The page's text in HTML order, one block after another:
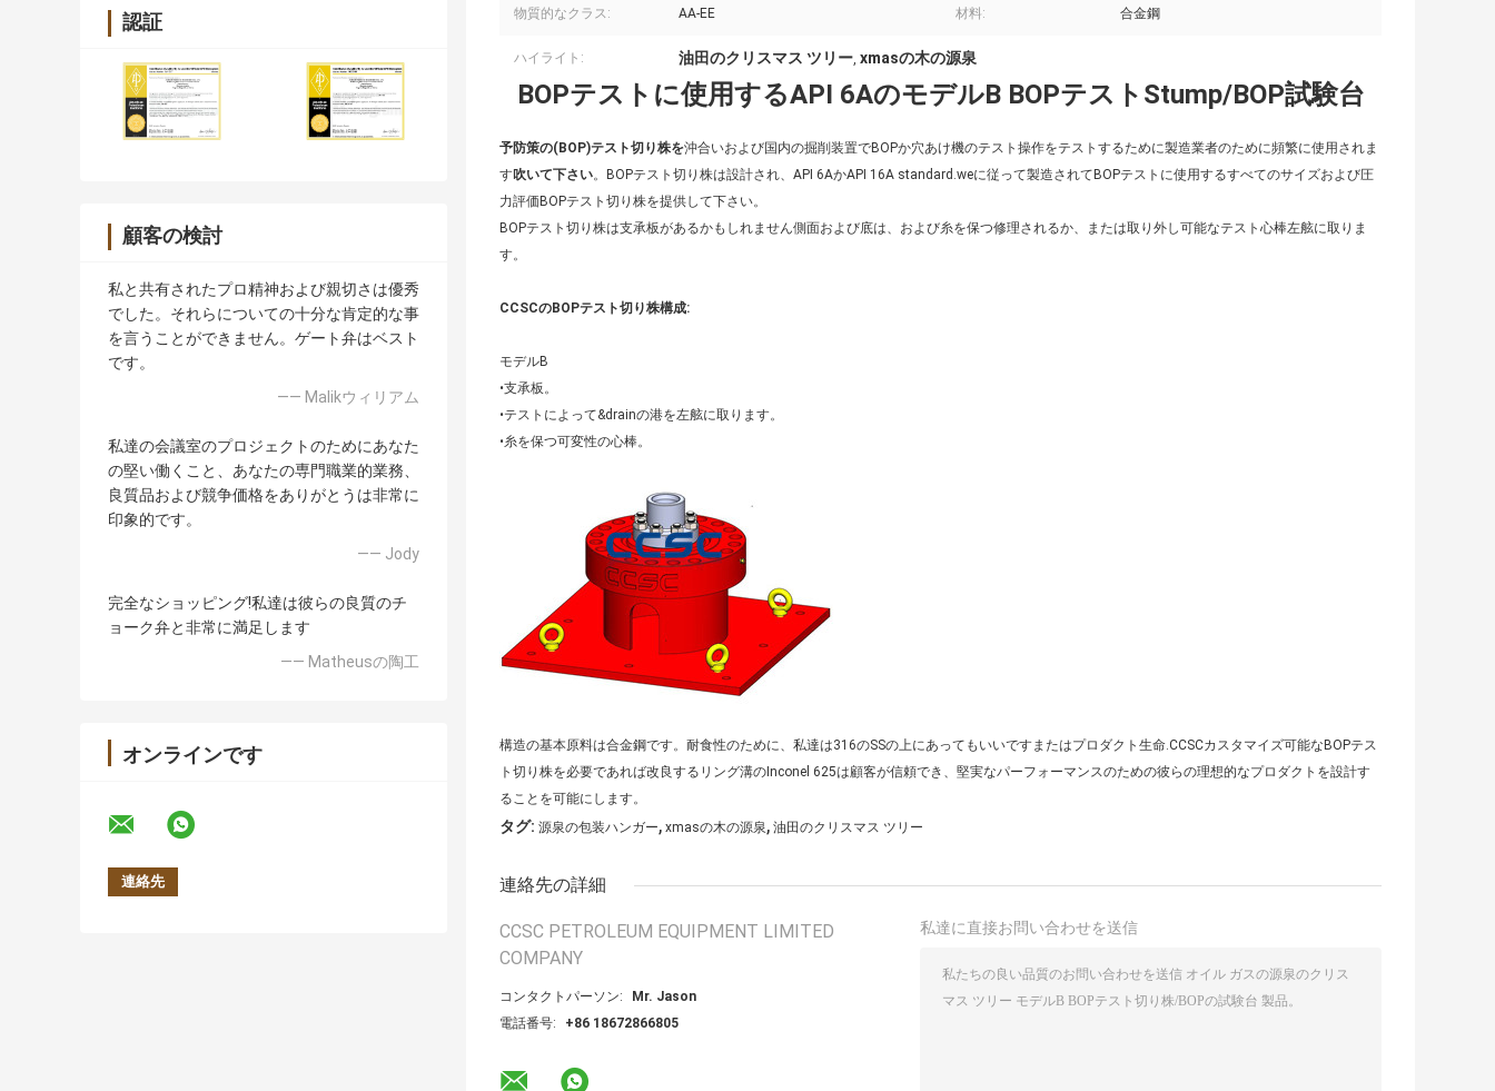
認証
顧客の検討
私と共有されたプロ精神および親切さは優秀
でした。それらについての十分な肯定的な事
を言うことができません。ゲート弁はベスト
です。
—— Malikウィリアム
私達の会議室のプロジェクトのためにあなた
の堅い働くこと、あなたの専門職業的業務、
良質品および競争価格をありがとうは非常に
印象的です。
—— Jody
完全なショッピング!私達は彼らの良質のチ
ョーク弁と非常に満足します
—— Matheusの陶工
オンラインです
物質的なクラス: AA-EE 材料: 合金鋼
ハイライト: 油田のクリスマス ツリー, xmasの木の源泉
BOPテストに使用するAPI 6AのモデルB BOPテストStump/BOP試験台
予防策の(BOP)テスト切り株を沖合いおよび国内の掘削装置でBOPか穴あけ機のテスト操作をテストするために製造業者のために頻繁に使用されま
す吹いて下さい。BOPテスト切り株は設計され、API 6AかAPI 16A standard.weに従って製造されてBOPテストに使用するすべてのサイズおよび圧
力評価BOPテスト切り株を提供して下さい。
BOPテスト切り株は支承板があるかもしれません側面および底は、および糸を保つ修理されるか、または取り外し可能なテスト心棒左舷に取りま
す。
CCSCのBOPテスト切り株構成:
モデルB
•支承板。
•テストによって&drainの港を左舷に取ります。
•糸を保つ可変性の心棒。
構造の基本原料は合金鋼です。耐食性のために、私達は316のSSの上にあってもいいですまたはプロダクト生命.CCSCカスタマイズ可能なBOPテス
ト切り株を必要であれば改良するリング溝のInconel 625は顧客が信頼でき、堅実なパーフォーマンスのための彼らの理想的なプロダクトを設計す
ることを可能にします。
タグ: 源泉の包装ハンガー, xmasの木の源泉, 油田のクリスマス ツリー
連絡先の詳細
CCSC PETROLEUM EQUIPMENT LIMITED
COMPANY
コンタクトパーソン:
Mr. Jason
電話番号:
+86 18672866805
私達に直接お問い合わせを送信